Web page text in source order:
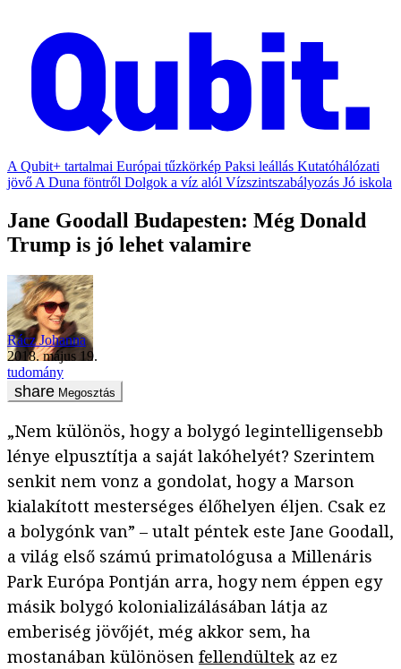
A Qubit+ tartalmai Európai tűzkörkép Paksi leállás Kutatóhálózati
jövő A Duna föntről Dolgok a víz alól Vízszintszabályozás Jó iskola
Jane Goodall Budapesten: Még Donald
Trump is jó lehet valamire
Rácz Johanna
2018. május 19.
tudomány
Megosztás
„Nem különös, hogy a bolygó legintelligensebb
lénye elpusztítja a saját lakóhelyét? Szerintem
senkit nem vonz a gondolat, hogy a Marson
kialakított mesterséges élőhelyen éljen. Csak ez
a bolygónk van” – utalt péntek este Jane Goodall,
a világ első számú primatológusa a Millenáris
Park Európa Pontján arra, hogy nem éppen egy
másik bolygó kolonializálásában látja az
emberiség jövőjét, még akkor sem, ha
mostanában különösen fellendültek az ez